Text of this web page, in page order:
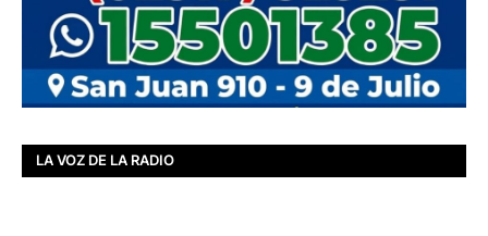
LA VOZ DE LA RADIO